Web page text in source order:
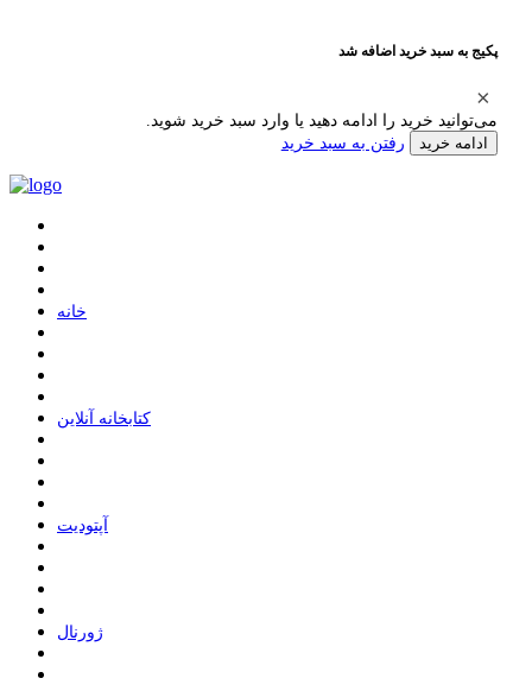
پکیج به سبد خرید اضافه شد
می‌توانید خرید را ادامه دهید یا وارد سبد خرید شوید.
ادامه خرید رفتن به سبد خرید
ﺧﺎﻧﻪ
ﮐﺘﺎﺑﺨﺎﻧﻪ ﺁﻧﻼﯾﻦ
ﺁﭘﺘﻮﺩﯾﺖ
ﮊﻭﺭﻧﺎﻝ